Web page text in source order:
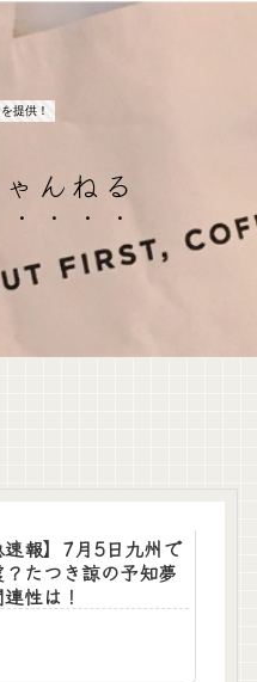
提供！
んねる
速報】7月5日九州で
たつき諒の予知夢
性は！